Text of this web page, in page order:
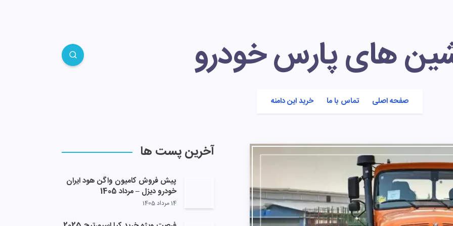
های پارس خودرو
صفحه اصلی تماس با ما خرید این دامنه
آخرین پست ها
پیش فروش کامیون واگن هود ایران
خودرو دیزل – مرداد 1405
14 مرداد 1405